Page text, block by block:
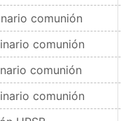
comunión
comunión
comunión
comunión